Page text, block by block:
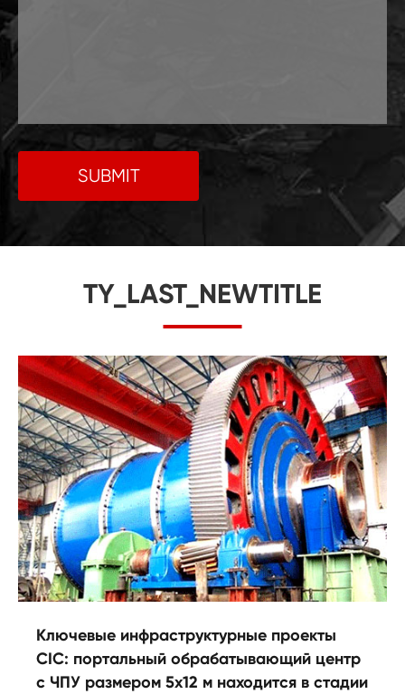
SUBMIT
TY_LAST_NEWTITLE
Ключевые инфраструктурные проекты
CIC: портальный обрабатывающий центр
с ЧПУ размером 5x12 м находится в стадии